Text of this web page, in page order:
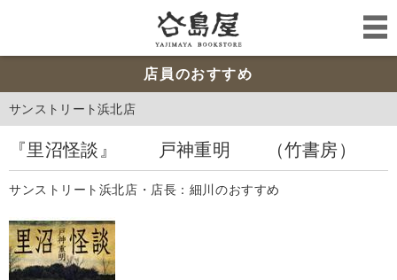
店員のおすすめ
サンストリート浜北店
『里沼怪談』 戸神重明 （竹書房）
サンストリート浜北店・店長：細川のおすすめ